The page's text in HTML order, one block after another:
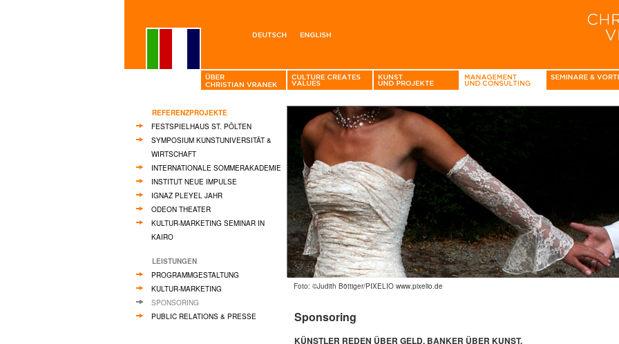
REFERENZPROJEKTE
FESTSPIELHAUS ST. PÖLTEN
SYMPOSIUM KUNSTUNIVERSITÄT &
WIRTSCHAFT
INTERNATIONALE SOMMERAKADEMIE
INSTITUT NEUE IMPULSE
IGNAZ PLEYEL JAHR
ODEON THEATER
KULTUR-MARKETING SEMINAR IN
KAIRO
LEISTUNGEN
PROGRAMMGESTALTUNG
KULTUR-MARKETING
SPONSORING
PUBLIC RELATIONS & PRESSE
Foto: ©Judith Böttiger/PIXELIO www.pixelio.de
Sponsoring
KÜNSTLER REDEN ÜBER GELD, BANKER ÜBER KUNST.